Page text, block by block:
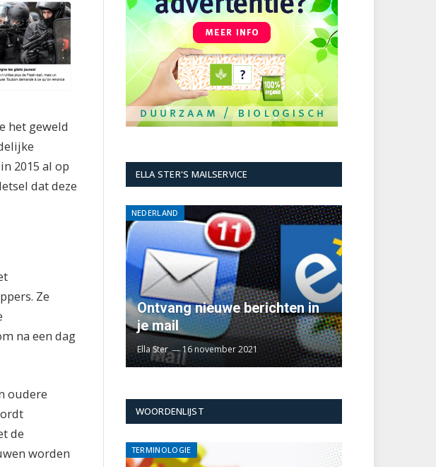
het geweld
2015 al op
dat deze
Ze
na een dag
oudere
de
worden
ELLA STER'S MAILSERVICE
NEDERLAND
Ontvang nieuwe berichten in
je mail
Ella Ster 16 november 2021
WOORDENLIJST
TERMINOLOGIE